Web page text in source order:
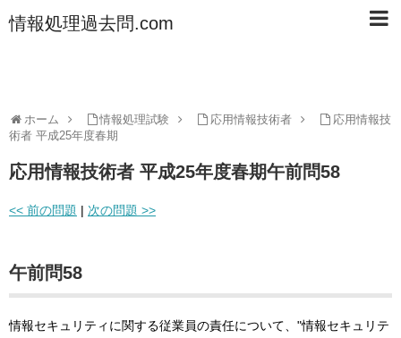
情報処理過去問.com
ホーム 情報処理試験 応用情報技術者
応用情報技
術者 平成25年度春期
応用情報技術者 平成25年度春期午前問58
<< 前の問題 | 次の問題 >>
午前問58
情報セキュリティに関する従業員の責任について、"情報セキュリテ